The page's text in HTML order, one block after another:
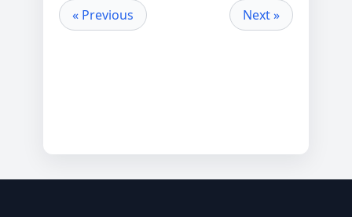
« Previous Next »